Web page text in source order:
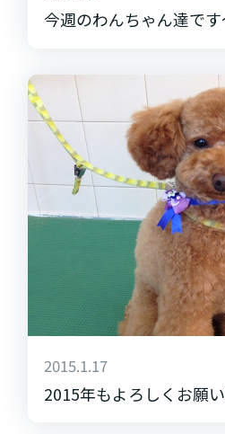
今週のわんちゃん達です
2015.1.17
2015年もよろしくお願